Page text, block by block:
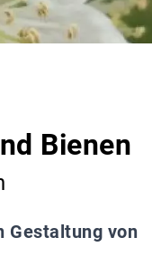
Bienen
Gestaltung von